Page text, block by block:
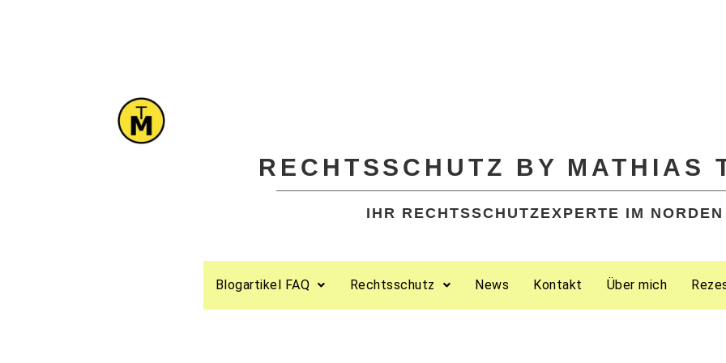
RECHTSSCHUTZ BY MATHIAS
IHR RECHTSSCHUTZEXPERTE IM NORDEN
Blogartikel FAQ Rechtsschutz News Kontakt Über mich